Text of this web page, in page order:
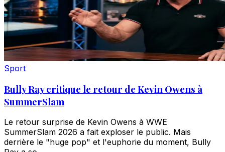
Sport
Bully Ray critique le retour de Kevin Owens à
SummerSlam
Le retour surprise de Kevin Owens à WWE
SummerSlam 2026 a fait exploser le public. Mais
derrière le "huge pop" et l'euphorie du moment, Bully